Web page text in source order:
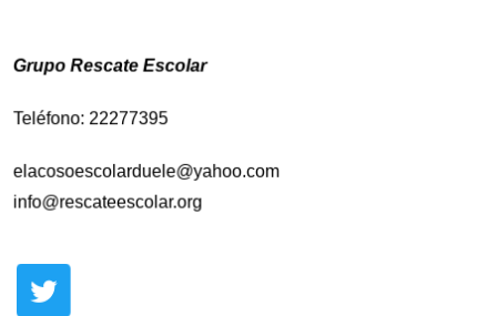
Grupo Rescate Escolar
Teléfono: 22277395
elacosoescolarduele@yahoo.com
info@rescateescolar.org